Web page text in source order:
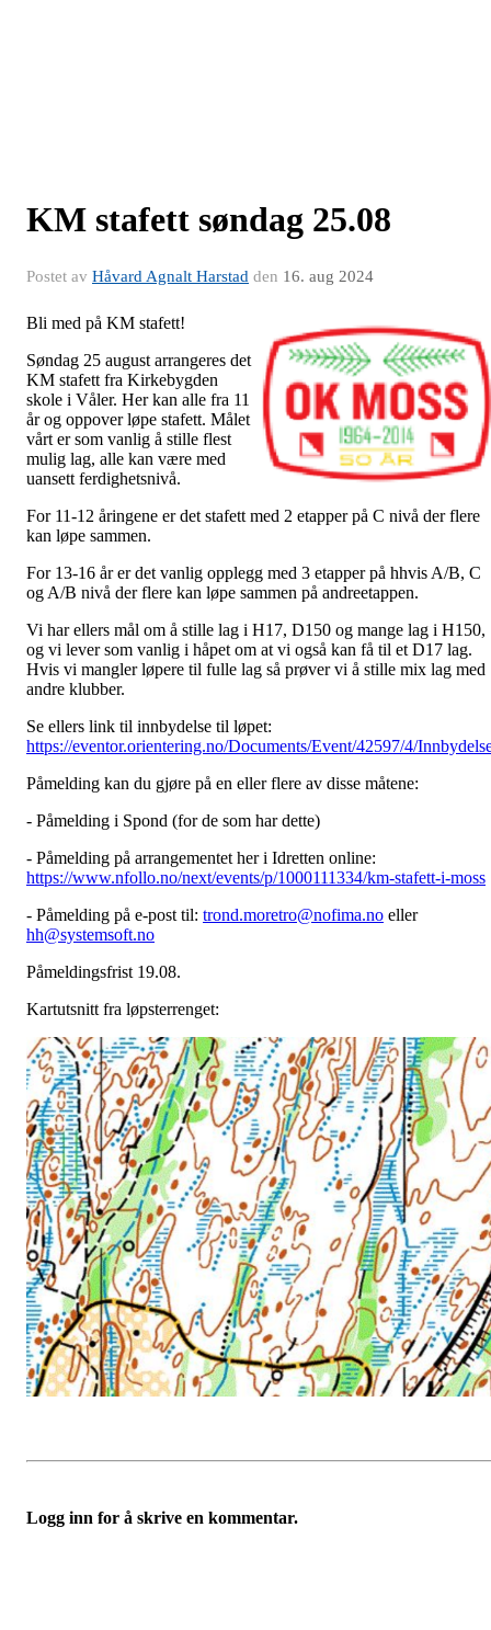
KM stafett søndag 25.08
Postet av Håvard Agnalt Harstad den 16. aug 2024
Bli med på KM stafett!
Søndag 25 august arrangeres det
KM stafett fra Kirkebygden
skole i Våler. Her kan alle fra 11
år og oppover løpe stafett. Målet
vårt er som vanlig å stille flest
mulig lag, alle kan være med
uansett ferdighetsnivå.
For 11-12 åringene er det stafett med 2 etapper på C nivå der flere
kan løpe sammen.
For 13-16 år er det vanlig opplegg med 3 etapper på hhvis A/B, C
og A/B nivå der flere kan løpe sammen på andreetappen.
Vi har ellers mål om å stille lag i H17, D150 og mange lag i H150,
og vi lever som vanlig i håpet om at vi også kan få til et D17 lag.
Hvis vi mangler løpere til fulle lag så prøver vi å stille mix lag med
andre klubber.
Se ellers link til innbydelse til løpet:
https://eventor.orientering.no/Documents/Event/42597/4/
Påmelding kan du gjøre på en eller flere av disse måtene:
- Påmelding i Spond (for de som har dette)
- Påmelding på arrangementet her i Idretten online:
https://www.nfollo.no/next/events/p/1000111334/km-stafett-i-moss
- Påmelding på e-post til: trond.moretro@nofima.no eller
hh@systemsoft.no
Påmeldingsfrist 19.08.
Kartutsnitt fra løpsterrenget:
Logg inn for å skrive en kommentar.